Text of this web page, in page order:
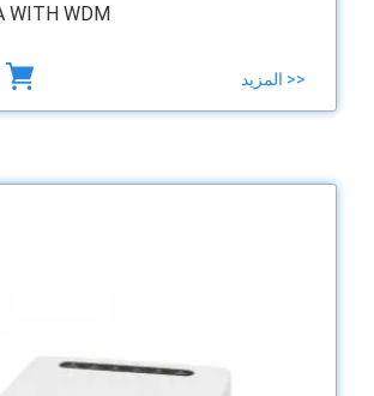
WITH WDM
المزيد >>